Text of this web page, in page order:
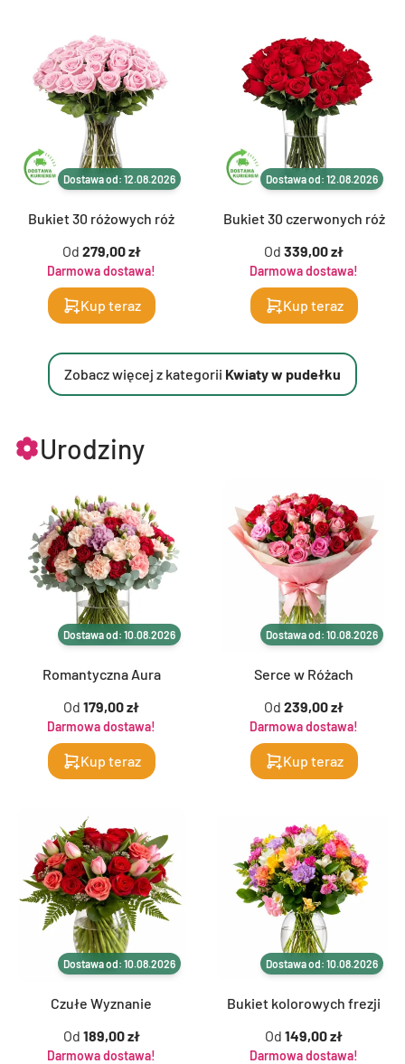
Dostawa od: 12.08.2026
Bukiet 30 różowych róż
Od 279,00 zł
Darmowa dostawa!
Kup teraz
Dostawa od: 12.08.2026
Bukiet 30 czerwonych róż
Od 339,00 zł
Darmowa dostawa!
Kup teraz
Zobacz więcej z kategorii Kwiaty w pudełku
Urodziny
Dostawa od: 10.08.2026
Romantyczna Aura
Od 179,00 zł
Darmowa dostawa!
Kup teraz
Dostawa od: 10.08.2026
Serce w Różach
Od 239,00 zł
Darmowa dostawa!
Kup teraz
Dostawa od: 10.08.2026
Czułe Wyznanie
Od 189,00 zł
Darmowa dostawa!
Dostawa od: 10.08.2026
Bukiet kolorowych frezji
Od 149,00 zł
Darmowa dostawa!